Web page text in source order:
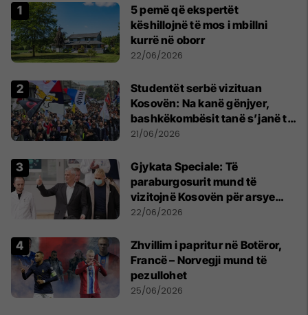
5 pemë që ekspertët
këshillojnë të mos i mbillni
kurrë në oborr
22/06/2026
Studentët serbë vizituan
Kosovën: Na kanë gënjyer,
bashkëkombësit tanë s’janë të
shtypur
21/06/2026
​Gjykata Speciale: Të
paraburgosurit mund të
vizitojnë Kosovën për arsye
humanitare
22/06/2026
Zhvillim i papritur në Botëror,
Francë – Norvegji mund të
pezullohet
25/06/2026